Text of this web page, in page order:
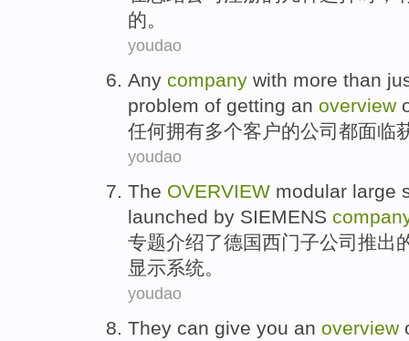
的。
youdao
Any company with more than
problem of getting an overview
任何拥有多个客户的公司 都面临
youdao
The OVERVIEW modular large
launched by SIEMENS
专题介绍了德国西门子公司 推出
显示系统。
youdao
They can give you an overview